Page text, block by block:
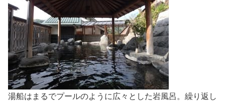
湯船はまるでプールのように広々とした岩風呂。繰り返し